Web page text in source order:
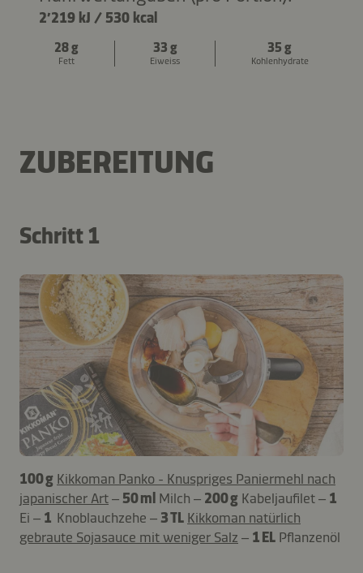
2’219 kJ / 530 kcal
28 g
Fett
33 g
Eiweiss
35 g
Kohlenhydrate
ZUBEREITUNG
Schritt 1
100 g Kikkoman Panko - Knuspriges Paniermehl nach
japanischer Art– 50 ml Milch – 200 g Kabeljaufilet – 1
Ei – 1 Knoblauchzehe – 3 TL Kikkoman natürlich
gebraute Sojasauce mit weniger Salz – 1 EL Pflanzenöl